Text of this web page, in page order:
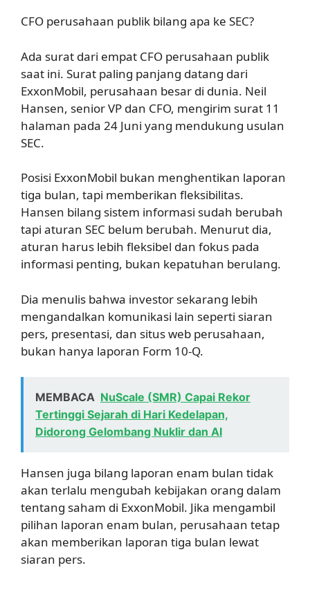
CFO perusahaan publik bilang apa ke SEC?
Ada surat dari empat CFO perusahaan publik
saat ini. Surat paling panjang datang dari
ExxonMobil, perusahaan besar di dunia. Neil
Hansen, senior VP dan CFO, mengirim surat 11
halaman pada 24 Juni yang mendukung usulan
SEC.
Posisi ExxonMobil bukan menghentikan laporan
tiga bulan, tapi memberikan fleksibilitas.
Hansen bilang sistem informasi sudah berubah
tapi aturan SEC belum berubah. Menurut dia,
aturan harus lebih fleksibel dan fokus pada
informasi penting, bukan kepatuhan berulang.
Dia menulis bahwa investor sekarang lebih
mengandalkan komunikasi lain seperti siaran
pers, presentasi, dan situs web perusahaan,
bukan hanya laporan Form 10-Q.
MEMBACA NuScale (SMR) Capai Rekor
Tertinggi Sejarah di Hari Kedelapan,
Didorong Gelombang Nuklir dan AI
Hansen juga bilang laporan enam bulan tidak
akan terlalu mengubah kebijakan orang dalam
tentang saham di ExxonMobil. Jika mengambil
pilihan laporan enam bulan, perusahaan tetap
akan memberikan laporan tiga bulan lewat
siaran pers.